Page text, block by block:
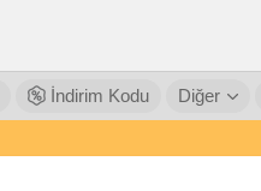
İndirim Kodu Diğer